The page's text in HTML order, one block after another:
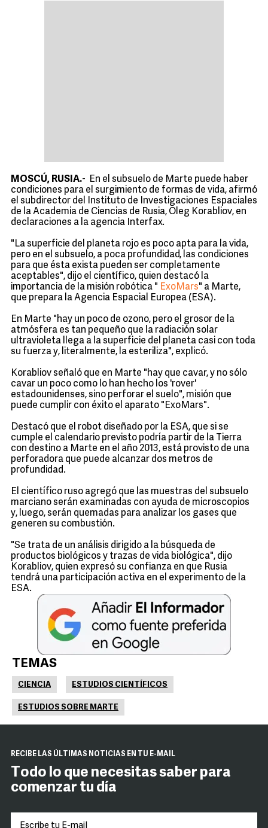
MOSCÚ, RUSIA.- En el subsuelo de Marte puede haber
condiciones para el surgimiento de formas de vida, afirmó
el subdirector del Instituto de Investigaciones Espaciales
de la Academia de Ciencias de Rusia, Oleg Korabliov, en
declaraciones a la agencia Interfax.
"La superficie del planeta rojo es poco apta para la vida,
pero en el subsuelo, a poca profundidad, las condiciones
para que ésta exista pueden ser completamente
aceptables", dijo el científico, quien destacó la
importancia de la misión robótica " ExoMars" a Marte,
que prepara la Agencia Espacial Europea (ESA).
En Marte "hay un poco de ozono, pero el grosor de la
atmósfera es tan pequeño que la radiación solar
ultravioleta llega a la superficie del planeta casi con toda
su fuerza y, literalmente, la esteriliza", explicó.
Korabliov señaló que en Marte "hay que cavar, y no sólo
cavar un poco como lo han hecho los 'rover'
estadounidenses, sino perforar el suelo", misión que
puede cumplir con éxito el aparato "ExoMars".
Destacó que el robot diseñado por la ESA, que si se
cumple el calendario previsto podría partir de la Tierra
con destino a Marte en el año 2013, está provisto de una
perforadora que puede alcanzar dos metros de
profundidad.
El científico ruso agregó que las muestras del subsuelo
marciano serán examinadas con ayuda de microscopios
y, luego, serán quemadas para analizar los gases que
generen su combustión.
"Se trata de un análisis dirigido a la búsqueda de
productos biológicos y trazas de vida biológica", dijo
Korabliov, quien expresó su confianza en que Rusia
tendrá una participación activa en el experimento de la
ESA.
TEMAS
CIENCIA ESTUDIOS CIENTÍFICOS
ESTUDIOS SOBRE MARTE
RECIBE LAS ÚLTIMAS NOTICIAS EN TU E-MAIL
Todo lo que necesitas saber para
comenzar tu día